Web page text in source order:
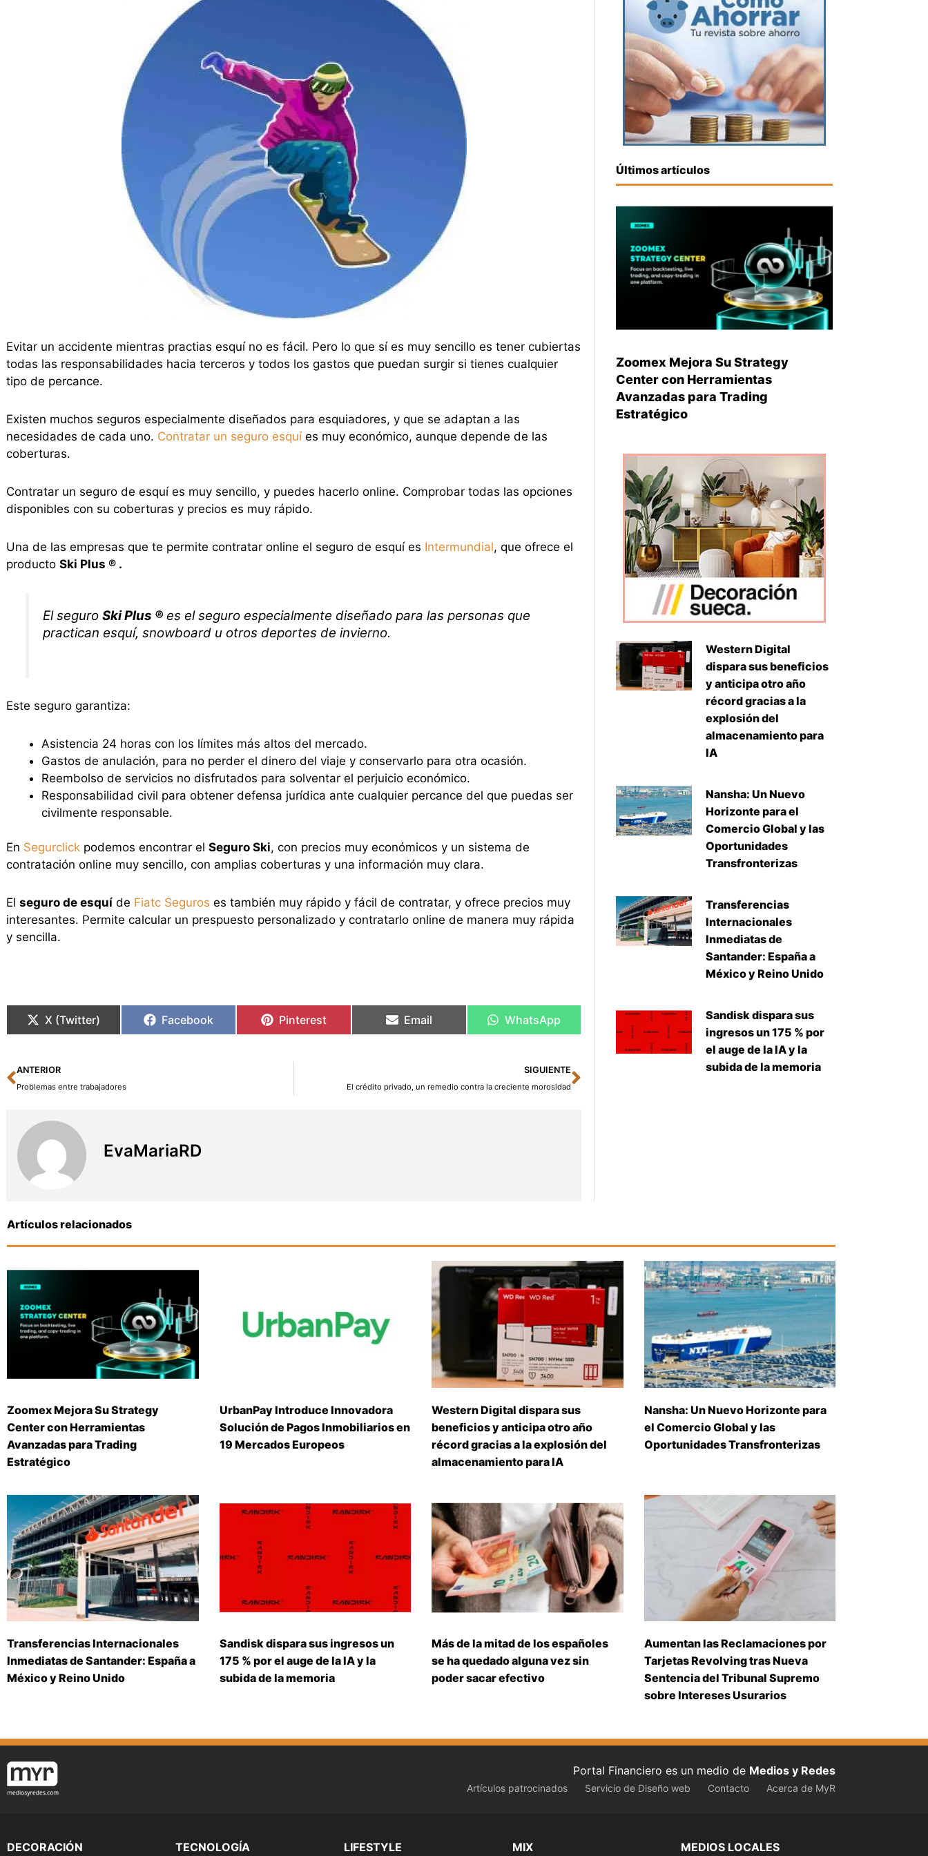
Evitar un accidente mientras practias esquí no es fácil. Pero lo que sí es muy sencillo es tener cubiertas
todas las responsabilidades hacia terceros y todos los gastos que puedan surgir si tienes cualquier
tipo de percance.
Existen muchos seguros especialmente diseñados para esquiadores, y que se adaptan a las
necesidades de cada uno. Contratar un seguro esquíes muy económico, aunque depende de las
coberturas.
Contratar un seguro de esquí es muy sencillo, y puedes hacerlo online. Comprobar todas las opciones
disponibles con su coberturas y precios es muy rápido.
Una de las empresas que te permite contratar online el seguro de esquí es Intermundial, que ofrece el
producto Ski Plus ® .
El seguro Ski Plus ®es el seguro especialmente diseñado para las personas que
practican esquí, snowboard u otros deportes de invierno.
Este seguro garantiza:
Asistencia 24 horas con los límites más altos del mercado.
Gastos de anulación, para no perder el dinero del viaje y conservarlo para otra ocasión.
Reembolso de servicios no disfrutados para solventar el perjuicio económico.
Responsabilidad civil para obtener defensa jurídica ante cualquier percance del que puedas ser
civilmente responsable.
En Segurclickpodemos encontrar el Seguro Ski, con precios muy económicos y un sistema de
contratación online muy sencillo, con amplias coberturas y una información muy clara.
El seguro de esquíde Fiatc Seguros es también muy rápido y fácil de contratar, y ofrece precios muy
interesantes. Permite calcular un prespuesto personalizado y contratarlo online de manera muy rápida
y sencilla.
X (Twitter) Facebook Pinterest Email WhatsApp
Ant
ANTERIOR
Problemas entre trabajadores
SIGUIENTE
El crédito privado, un remedio contra la creciente morosidad
Siguiente
EvaMariaRD
Últimos artículos
Zoomex Mejora Su Strategy
Center con Herramientas
Avanzadas para Trading
Estratégico
Western Digital
dispara sus beneficios
y anticipa otro año
récord gracias a la
explosión del
almacenamiento para
IA
Nansha: Un Nuevo
Horizonte para el
Comercio Global y las
Oportunidades
Transfronterizas
Transferencias
Internacionales
Inmediatas de
Santander: España a
México y Reino Unido
Sandisk dispara sus
ingresos un 175 % por
el auge de la IA y la
subida de la memoria
Artículos relacionados
Zoomex Mejora Su Strategy
Center con Herramientas
Avanzadas para Trading
Estratégico
UrbanPay Introduce Innovadora
Solución de Pagos Inmobiliarios en
19 Mercados Europeos
Western Digital dispara sus
beneficios y anticipa otro año
récord gracias a la explosión del
almacenamiento para IA
Nansha: Un Nuevo Horizonte para
el Comercio Global y las
Oportunidades Transfronterizas
Transferencias Internacionales
Inmediatas de Santander: España a
México y Reino Unido
Sandisk dispara sus ingresos un
175 % por el auge de la IA y la
subida de la memoria
Más de la mitad de los españoles
se ha quedado alguna vez sin
poder sacar efectivo
Aumentan las Reclamaciones por
Tarjetas Revolving tras Nueva
Sentencia del Tribunal Supremo
sobre Intereses Usurarios
Portal Financiero es un medio de Medios y Redes
Artículos patrocinados Servicio de Diseño web Contacto Acerca de MyR
DECORACIÓN TECNOLOGÍA LIFESTYLE MIX MEDIOS LOCALES